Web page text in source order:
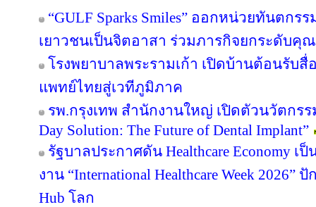
“GULF Sparks Smiles” ออกหน่วยทันตก
เยาวชนเป็นจิตอาสา ร่วมภารกิจยกระดับ
โรงพยาบาลพระรามเก้า เปิดบ้านต้อนรับ
แพทย์ไทยสู่เวทีภูมิภาค
รพ.กรุงเทพ สำนักงานใหญ่ เปิดตัวนวัตกร
Day Solution: The Future of Dental Implant”
รัฐบาลประกาศดัน Healthcare Economy เ
งาน “International Healthcare Week
Hub โลก